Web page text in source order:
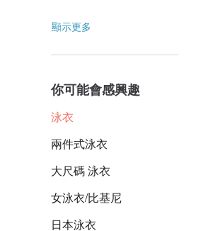
顯示更多
你可能會感興趣
泳衣
兩件式泳衣
大尺碼 泳衣
女泳衣/比基尼
日本泳衣